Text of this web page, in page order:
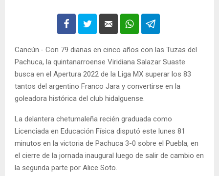
Cancún.- Con 79 dianas en cinco años con las Tuzas del
Pachuca, la quintanarroense Viridiana Salazar Suaste
busca en el Apertura 2022 de la Liga MX superar los 83
tantos del argentino Franco Jara y convertirse en la
goleadora histórica del club hidalguense.
La delantera chetumaleña recién graduada como
Licenciada en Educación Física disputó este lunes 81
minutos en la victoria de Pachuca 3-0 sobre el Puebla, en
el cierre de la jornada inaugural luego de salir de cambio en
la segunda parte por Alice Soto.